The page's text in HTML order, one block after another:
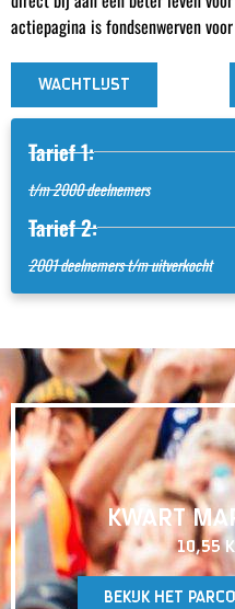
actiepagina is fondsenwerven
WACHTLIJST
Tarief 1:
t/m 2000 deelnemers
Tarief 2:
2001 deelnemers t/m uitverkocht
KWART
10,55
BEKIJK HET